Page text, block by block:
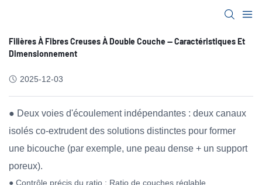
Filières À Fibres Creuses À Double Couche — Caractéristiques Et
Dimensionnement
2025-12-03
● Deux voies d'écoulement indépendantes : deux canaux
isolés co-extrudent des solutions distinctes pour former
une bicouche (par exemple, une peau dense + un support
poreux).
● Contrôle précis du ratio : Ratio de couches réglable